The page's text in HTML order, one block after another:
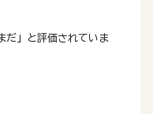
だ」と評価されていま